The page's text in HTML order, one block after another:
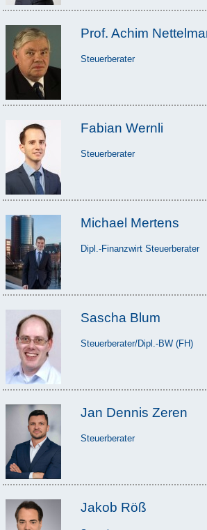
Prof. Achim
Steuerberater
Fabian Wernli
Steuerberater
Michael Mertens
Dipl.-Finanzwirt Steuerberater
Sascha Blum
Steuerberater/Dipl.-BW (FH)
Jan Dennis Zeren
Steuerberater
Jakob Röß